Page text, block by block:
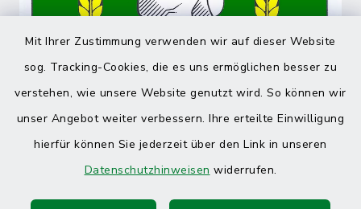
Mit Ihrer Zustimmung verwenden wir auf dieser Website
sog. Tracking-Cookies, die es uns ermöglichen besser zu
verstehen, wie unsere Website genutzt wird. So können wir
unser Angebot weiter verbessern. Ihre erteilte Einwilligung
hierfür können Sie jederzeit über den Link in unseren
Datenschutzhinweisen widerrufen.